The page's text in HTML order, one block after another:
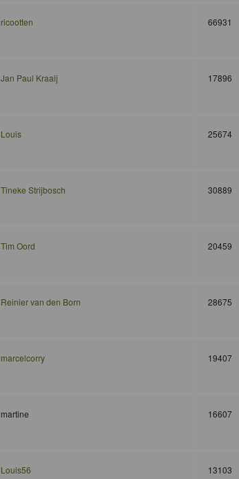
ricootten 66931
Jan Paul Kraaij 17896
Louis 25674
Tineke Strijbosch 30889
Tim Oord 20459
Reinier van den Born 28675
marcelcorry 19407
martine 16607
Louis56 13103